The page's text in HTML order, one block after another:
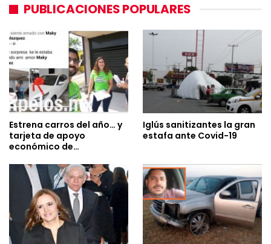
PUBLICACIONES POPULARES
Estrena carros del año… y
tarjeta de apoyo
económico de…
Iglús sanitizantes la gran
estafa ante Covid-19